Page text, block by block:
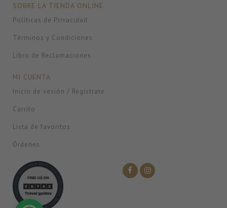
SOBRE LA TIENDA ONLINE
Políticas de Privacidad
Términos y Condiciones
Libro de Reclamaciones
MI CUENTA
Inicio de sesión / Regístrate
Carrito
Lista de favoritos
Órdenes